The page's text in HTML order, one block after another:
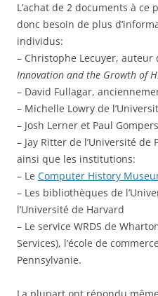
L’achat de 2 documents à ce
donc besoin de plus
individus:
– Christophe Lecuyer, auteur
Innovation and the Growth of
– David Fullagar,
– Michelle Lowry de
– Josh Lerner et Paul
– Jay Ritter de l’Université de
ainsi que les institutions:
– Le Computer History
– Les bibliothèques de
l’Université de Harvard
– Le service WRDS de
Services), l’école de
Pennsylvanie.